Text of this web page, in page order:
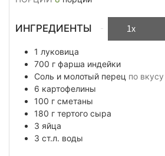
ИНГРЕДИЕНТЫ 1x
1 луковица
700 г фарша индейки
Соль и молотый перец по вкусу
6 картофелины
100 г сметаны
180 г тертого сыра
3 яйца
3 ст.л. воды